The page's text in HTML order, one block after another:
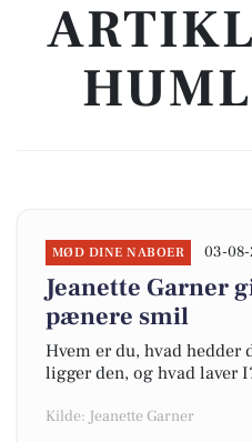
MØD DINE NABOER 03-
Jeanette Garner
pænere smil
Hvem er du, hvad hedder
ligger den, og hvad laver
Kilde: Jeanette Garner